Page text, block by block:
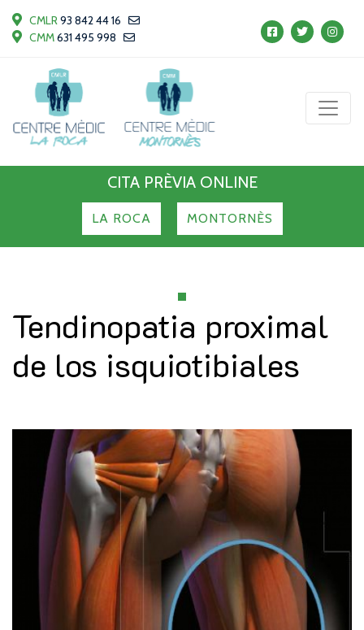
CMLR93 842 44 16
CMM631 495 998
CITA PRÈVIA ONLINE
LA ROCA MONTORNÈS
Tendinopatia proximal
de los isquiotibiales